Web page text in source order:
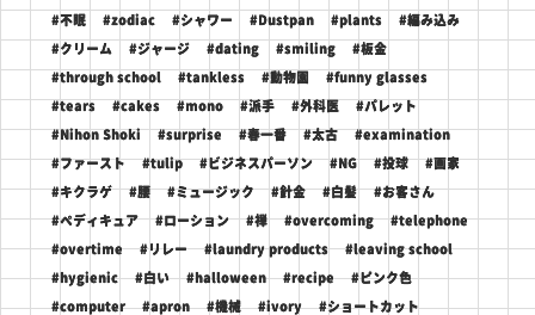
#不眠 #zodiac #シャワー #Dustpan #plants #編み込み
#クリーム #ジャージ #dating #smiling #板金
#through school #tankless #動物園 #funny glasses
#tears #cakes #mono #派手 #外科医 #パレット
#Nihon Shoki #surprise #春一番 #太古 #examination
#ファースト #tulip #ビジネスパーソン #NG #投球 #画家
#キクラゲ #腰 #ミュージック #針金 #白髪 #お客さん
#ペディキュア #ローション #禅 #overcoming #telephone
#overtime #リレー #laundry products #leaving school
#hygienic #白い #halloween #recipe #ピンク色
#computer #apron #機械 #ivory #ショートカット